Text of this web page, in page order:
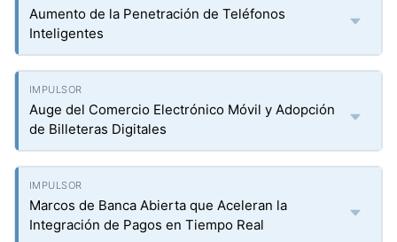
Aumento de la Penetración de Teléfonos
Inteligentes
Auge del Comercio Electrónico Móvil y Adopción
de Billeteras Digitales
Marcos de Banca Abierta que Aceleran la
Integración de Pagos en Tiempo Real